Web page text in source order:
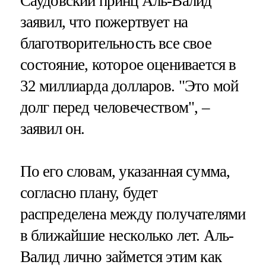
заявил, что пожертвует на
благотворительность все свое
состояние, которое оценивается в
32 миллиарда долларов. "Это мой
долг перед человечеством", –
заявил он.
По его словам, указанная сумма,
согласно плану, будет
распределена между получателями
в ближайшие несколько лет. Аль-
Валид лично займется этим как